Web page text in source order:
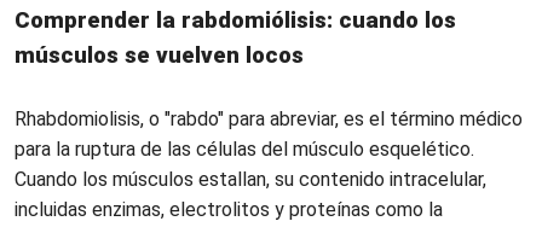
Comprender la rabdomiólisis: cuando los
músculos se vuelven locos
Rhabdomiolisis, o "rabdo" para abreviar, es el término médico
para la ruptura de las células del músculo esquelético.
Cuando los músculos estallan, su contenido intracelular,
incluidas enzimas, electrolitos y proteínas como la